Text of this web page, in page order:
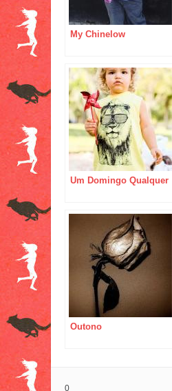
My Chinelow
Um Domingo Qualquer
Outono
0